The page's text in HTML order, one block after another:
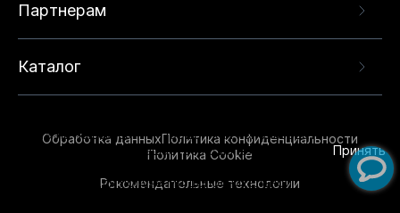
Партнерам
Каталог
Обработка данныхПолитика конфиденциальности
Политика Cookie
Рекомендательные технологии
опыта на нашем сайте. Продолжая использовать
данный сайт, вы соглашаетесь с использованием
технологий. Для получения дополнительной
Принять